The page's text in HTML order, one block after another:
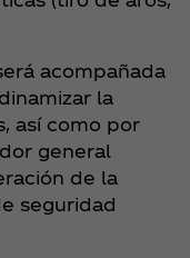
acompañada
la
así como por
general
de la
seguridad